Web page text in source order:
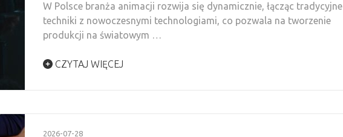
W Polsce branża animacji rozwija się dynamicznie, łącząc tradycyjne
techniki z nowoczesnymi technologiami, co pozwala na tworzenie
produkcji na światowym …
CZYTAJ WIĘCEJ
2026-07-28